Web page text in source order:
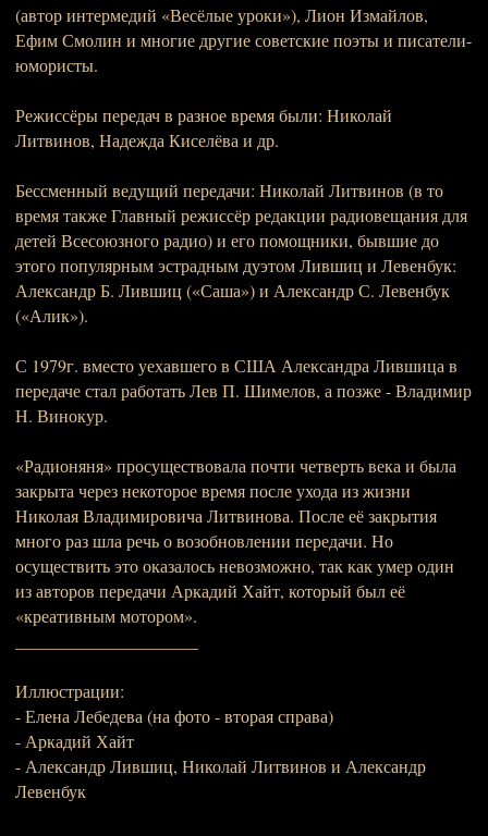
(автор интермедий «Весёлые уроки»), Лион Измайлов,
Ефим Смолин и многие другие советские поэты и писатели-
юмористы.
Режиссёры передач в разное время были: Николай
Литвинов, Надежда Киселёва и др.
Бессменный ведущий передачи: Николай Литвинов (в то
время также Главный режиссёр редакции радиовещания для
детей Всесоюзного радио) и его помощники, бывшие до
этого популярным эстрадным дуэтом Лившиц и Левенбук:
Александр Б. Лившиц («Саша») и Александр С. Левенбук
(«Алик»).
С 1979г. вместо уехавшего в США Александра Лившица в
передаче стал работать Лев П. Шимелов, а позже - Владимир
Н. Винокур.
«Радионяня» просуществовала почти четверть века и была
закрыта через некоторое время после ухода из жизни
Николая Владимировича Литвинова. После её закрытия
много раз шла речь о возобновлении передачи. Но
осуществить это оказалось невозможно, так как умер один
из авторов передачи Аркадий Хайт, который был её
«креативным мотором».
Иллюстрации:
- Елена Лебедева (на фото - вторая справа)
- Аркадий Хайт
- Александр Лившиц, Николай Литвинов и Александр
Левенбук